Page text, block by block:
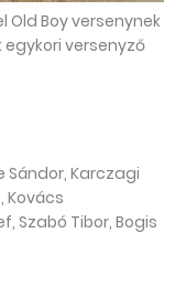
Old Boy versenynek
versenyző
Sándor, Karczagi
Kovács
Szabó Tibor, Bogis